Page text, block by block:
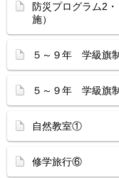
防災プログラム2
施）
５～９年 学級旗
５～９年 学級旗
自然教室①
修学旅行⑥